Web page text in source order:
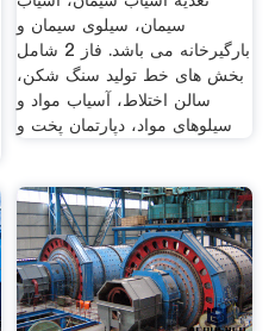
سیمان، سیلوی سیمان و
بارگیرخانه می باشد. فاز 2 شامل
بخش های خط تولید سنگ شکن،
سالن اختلاط، آسیاب مواد و
سیلوهای مواد، دپارتمان پخت و